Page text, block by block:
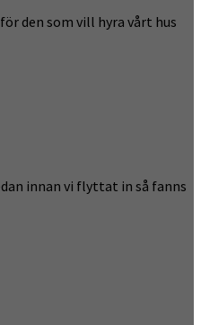
den som vill hyra vårt hus
innan vi flyttat in så fanns